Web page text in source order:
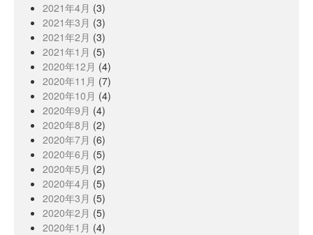
2021年4月 (3)
2021年3月 (3)
2021年2月 (3)
2021年1月 (5)
2020年12月 (4)
2020年11月 (7)
2020年10月 (4)
2020年9月 (4)
2020年8月 (2)
2020年7月 (6)
2020年6月 (5)
2020年5月 (2)
2020年4月 (5)
2020年3月 (5)
2020年2月 (5)
2020年1月 (4)